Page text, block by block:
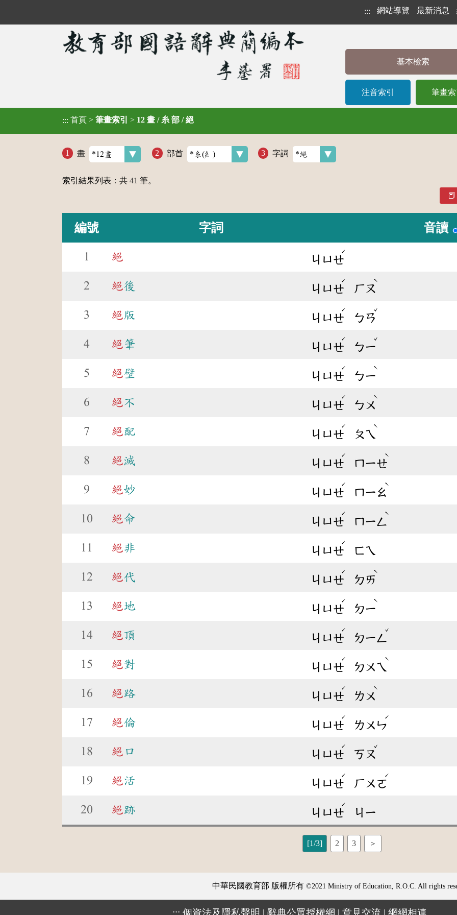
::: 網站導覽 最新消息
基本檢索
注音索引 筆畫索
::: 首頁 > 筆畫索引 > 12 畫 / 糸 部 / 絕
畫 部首 字詞
索引結果列表：共 41 筆。
編號 字詞 音讀
1 絕 ㄐㄩㄝ
ˊ
2 絕後 ㄐㄩㄝ
ˊ
ㄏㄡ
ˋ
3 絕版 ㄐㄩㄝ
ˊ
ㄅㄢ
ˇ
4 絕筆 ㄐㄩㄝ
ˊ
ㄅㄧ
ˇ
5 絕壁 ㄐㄩㄝ
ˊ
ㄅㄧ
ˋ
6 絕不 ㄐㄩㄝ
ˊ
ㄅㄨ
ˋ
7 絕配 ㄐㄩㄝ
ˊ
ㄆㄟ
ˋ
8 絕滅 ㄐㄩㄝ
ˊ
ㄇㄧㄝ
ˋ
9 絕妙 ㄐㄩㄝ
ˊ
ㄇㄧㄠ
ˋ
10 絕命 ㄐㄩㄝ
ˊ
ㄇㄧㄥ
ˋ
11 絕非 ㄐㄩㄝ
ˊ
ㄈㄟ
12 絕代 ㄐㄩㄝ
ˊ
ㄉㄞ
ˋ
13 絕地 ㄐㄩㄝ
ˊ
ㄉㄧ
ˋ
14 絕頂 ㄐㄩㄝ
ˊ
ㄉㄧㄥ
ˇ
15 絕對 ㄐㄩㄝ
ˊ
ㄉㄨㄟ
ˋ
16 絕路 ㄐㄩㄝ
ˊ
ㄌㄨ
ˋ
17 絕倫 ㄐㄩㄝ
ˊ
ㄌㄨㄣ
ˊ
18 絕 口 ㄐㄩㄝ
ˊ
ㄎㄡ
ˇ
19 絕活 ㄐㄩㄝ
ˊ
ㄏㄨㄛ
ˊ
20 絕跡 ㄐㄩㄝ
ˊ
ㄐㄧ
[1/3] 2 3 ＞
中華民國教育部 版權所有 ©2021 Ministry of Education, R.O.C. All rights
::: 個資法及隱私聲明 | 辭典公眾授權網 | 意見交流 | 網網相連